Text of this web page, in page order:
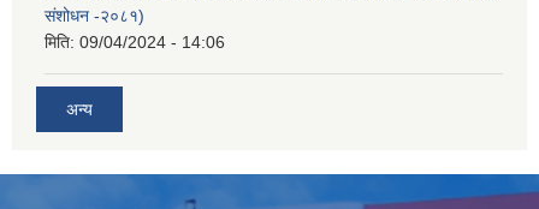
संशोधन -२०८१)
मिति: 09/04/2024 - 14:06
अन्य